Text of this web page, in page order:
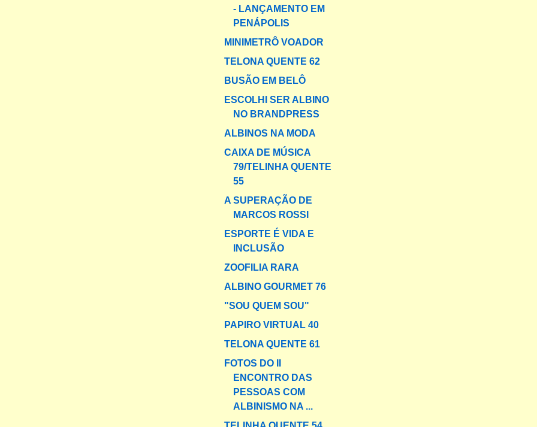
- LANÇAMENTO EM
PENÁPOLIS
MINIMETRÔ VOADOR
TELONA QUENTE 62
BUSÃO EM BELÔ
ESCOLHI SER ALBINO
NO BRANDPRESS
ALBINOS NA MODA
CAIXA DE MÚSICA
79/TELINHA QUENTE
55
A SUPERAÇÃO DE
MARCOS ROSSI
ESPORTE É VIDA E
INCLUSÃO
ZOOFILIA RARA
ALBINO GOURMET 76
"SOU QUEM SOU"
PAPIRO VIRTUAL 40
TELONA QUENTE 61
FOTOS DO II
ENCONTRO DAS
PESSOAS COM
ALBINISMO NA ...